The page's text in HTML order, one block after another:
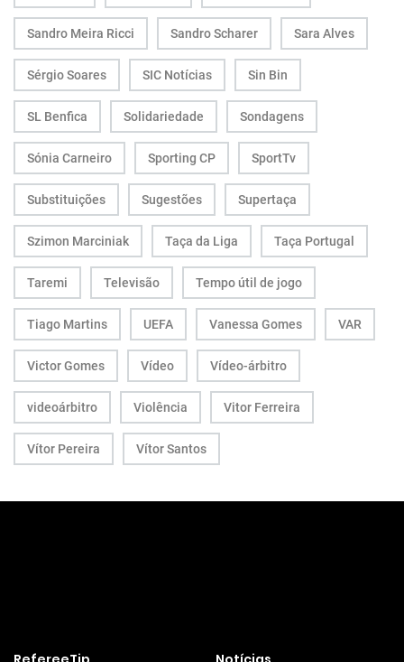
Sandro Meira Ricci Sandro Scharer Sara Alves
Sérgio Soares SIC Notícias Sin Bin
SL Benfica Solidariedade Sondagens
Sónia Carneiro Sporting CP SportTv
Substituições Sugestões Supertaça
Szimon Marciniak Taça da Liga Taça Portugal
Taremi Televisão Tempo útil de jogo
Tiago Martins UEFA Vanessa Gomes VAR
Victor Gomes Vídeo Vídeo-árbitro
videoárbitro Violência Vitor Ferreira
Vítor Pereira Vítor Santos